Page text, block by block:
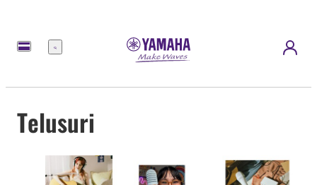
Menu
Telusuri